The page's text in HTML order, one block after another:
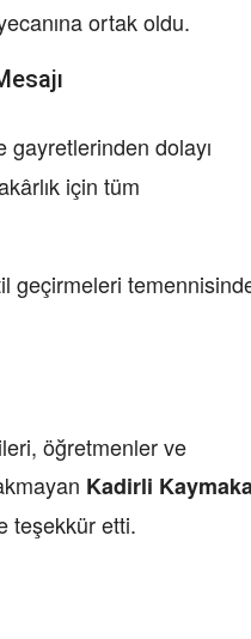
ortak oldu.
dolayı
için tüm
geçirmeleri
öğretmenler ve
Kadirli
teşekkür etti.